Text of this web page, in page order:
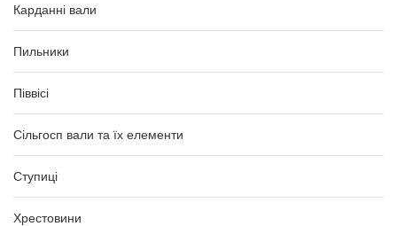
Карданні вали
Пильники
Піввісі
Сільгосп вали та їх елементи
Ступиці
Хрестовини